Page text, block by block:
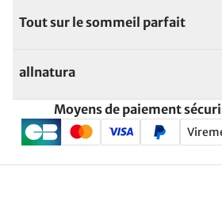
Tout sur le sommeil parfait
allnatura
Moyens de paiement